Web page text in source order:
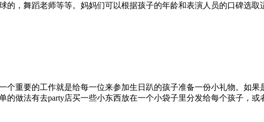
，舞蹈老师等等。妈妈们可以根据孩子的年龄和表演人员的口碑选取
重要的工作就是给每一位来参加生日趴的孩子准备一份小礼物。如
做法有去party店买一些小东西放在一个小袋子里分发给每个孩子，